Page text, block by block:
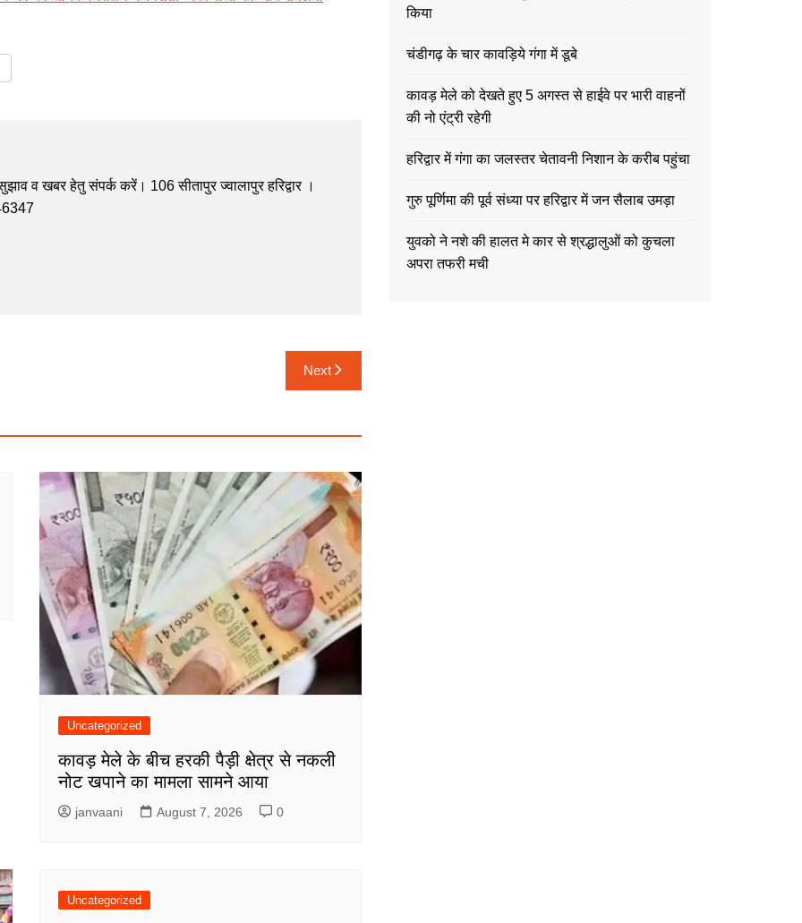
व खबर हेतु संपर्क करें। 106 सीतापुर ज्वालापुर हरिद्वार ।
Next
Uncategorized
कावड़ मेले के बीच हरकी पैड़ी क्षेत्र से नकली
नोट खपाने का मामला सामने आया
janvaani August 7, 2026 0
Uncategorized
किया
चंडीगढ़ के चार कावड़िये गंगा में डूबे
कावड़ मेले को देखते हुए 5 अगस्त से हाईवे पर भारी वाहनों
की नो एंट्री रहेगी
हरिद्वार में गंगा का जलस्तर चेतावनी निशान के करीब पहुंचा
गुरु पूर्णिमा की पूर्व संध्या पर हरिद्वार में जन सैलाब उमड़ा
युवको ने नशे की हालत मे कार से श्रद्धालुओं को कुचला
अपरा तफरी मची